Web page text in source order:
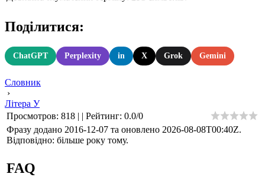
Поділитися:
ChatGPT Perplexity in X Grok Gemini
Словник
›
Літера У
Просмотров: 818 | | Рейтинг: 0.0/0
Фразу додано 2016-12-07 та оновлено 2026-08-08T00:40Z.
Відповідно: більше року тому.
FAQ